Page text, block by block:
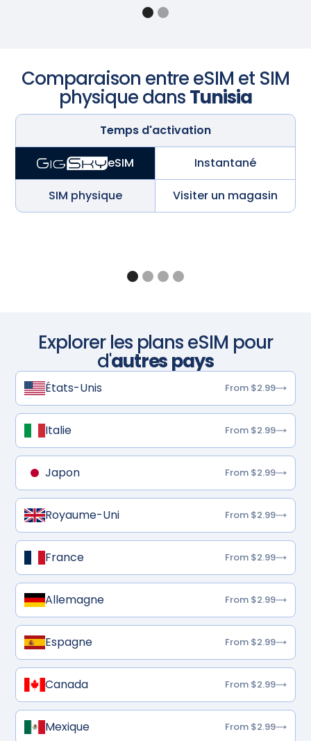
Comparaison entre eSIM et SIM
physique dansTunisia
Temps d'activation
eSIM Instantané
SIM physique Visiter un magasin
Explorer les plans eSIM pour
d'autres pays
États-Unis From $2.99
Italie From $2.99
Japon From $2.99
Royaume-Uni From $2.99
France From $2.99
Allemagne From $2.99
Espagne From $2.99
Canada From $2.99
Mexique From $2.99